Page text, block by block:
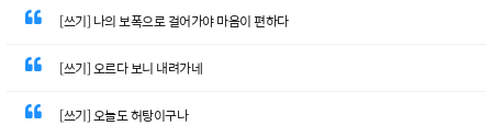
[쓰기] 나의 보폭으로 걸어가야 마음이 편하다
[쓰기] 오르다 보니 내려가네
[쓰기] 오늘도 허탕이구나